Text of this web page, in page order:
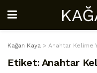
Kağan Kaya > Anahtar Kelime
Etiket: Anahtar